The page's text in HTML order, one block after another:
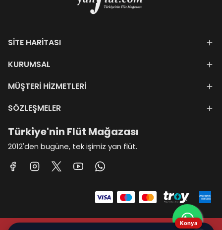
isteyen profesyonel bir
ikilem şudur: El yapımı
yoksa fabrika üretimi
bir flüt mü?
SİTE HARİTASI
KURUMSAL
MÜŞTERİ HİZMETLERİ
SÖZLEŞMELER
Türkiye'nin Flüt Mağazası
2012'den bugüne, tek işimiz yan flüt.
Konya